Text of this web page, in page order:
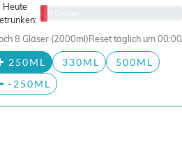
Heute
0/8 Gläser
8 Gläser (2000ml)Reset täglich um 00:00
250ML 330ML
500ML
-250ML